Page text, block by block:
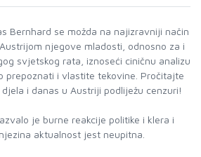
Bernhard se možda na najizravniji način
njegove mladosti, odnosno za i
svjetskog rata, iznoseći ciničnu analizu
prepoznati i vlastite tekovine. Pročitajte
i danas u Austriji podliježu cenzuri!
je burne reakcije politike i klera i
aktualnost jest neupitna.